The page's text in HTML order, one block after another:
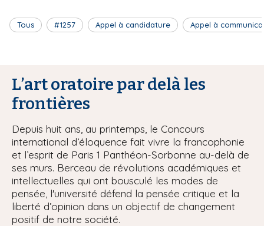
Tous #1257 Appel à candidature Appel à
L’art oratoire par delà les
frontières
Depuis huit ans, au printemps, le Concours
international d’éloquence fait vivre la francophonie
et l’esprit de Paris 1 Panthéon-Sorbonne au-delà de
ses murs. Berceau de révolutions académiques et
intellectuelles qui ont bousculé les modes de
pensée, l'université défend la pensée critique et la
liberté d’opinion dans un objectif de changement
positif de notre société.